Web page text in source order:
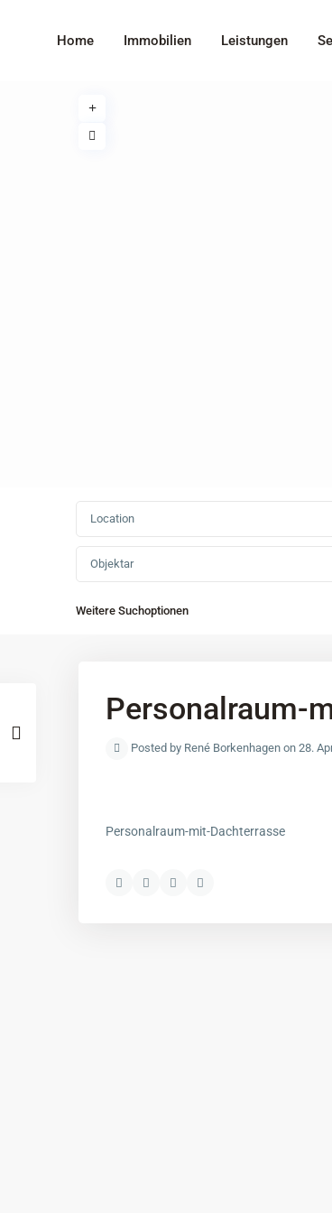
Home Immobilien Leistungen
Objektar
Weitere Suchoptionen
Personalraum-
Posted by René Borkenhagen on 28.
Personalraum-mit-Dachterrasse